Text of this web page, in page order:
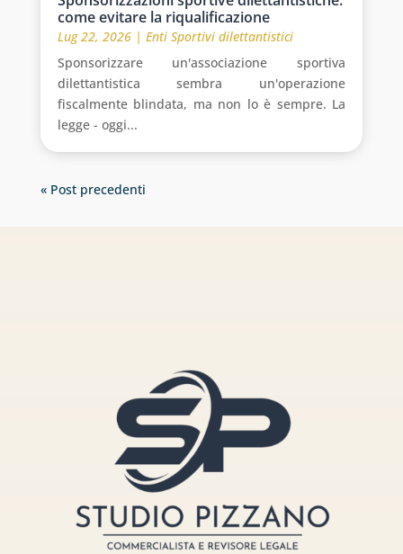
come evitare la riqualificazione
Lug 22, 2026| Enti Sportivi dilettantistici
Sponsorizzare un'associazione sportiva
dilettantistica sembra un'operazione
fiscalmente blindata, ma non lo è sempre. La
legge - oggi...
« Post precedenti